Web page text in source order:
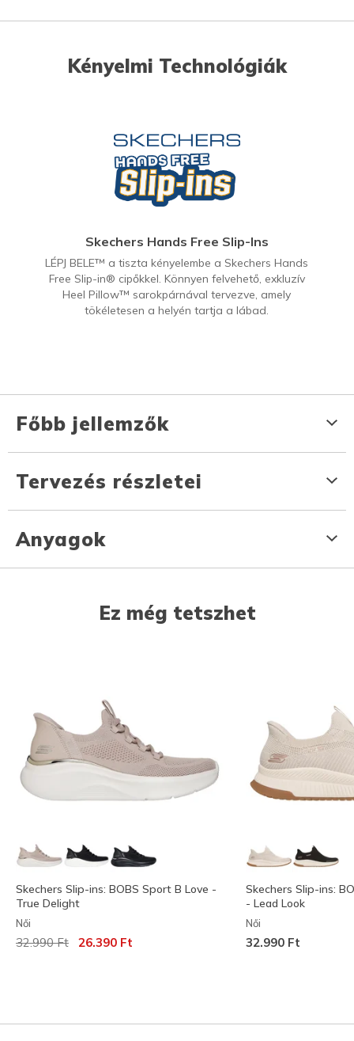
Kényelmi Technológiák
Skechers Hands Free Slip-Ins
LÉPJ BELE™ a tiszta kényelembe a Skechers Hands
Free Slip-in® cipőkkel. Könnyen felvehető, exkluzív
Heel Pillow™ sarokpárnával tervezve, amely
tökéletesen a helyén tartja a lábad.
Főbb jellemzők
Tervezés részletei
Anyagok
Ez még tetszhet
Skechers Slip-ins: BOBS Sport B Love -
True Delight
Női
Az ár a következőhöz képest csökkent:
32.990 Ft címzett:
26.390 Ft
Skechers Slip-ins:
- Lead Look
Női
32.990 Ft